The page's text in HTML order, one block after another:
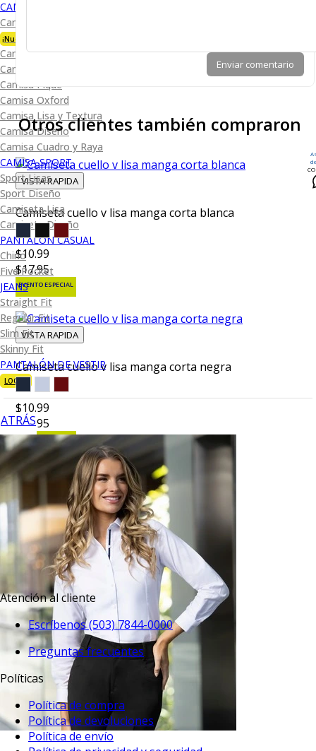
CAMISAS
Camisa Premium Bambú
¡Nueva Colección!
Camisa Blanca
Camisa Performance
Camisa Piqué
Camisa Oxford
Camisa Lisa y Textura
Camisa Diseño
Camisa Cuadro y Raya
CAMISA SPORT
Sport Lisas
Sport Diseño
Camiseta Lisa
Camiseta Diseño
PANTALÓN CASUAL
Chino
Five Pocket
JEANS
Straight Fit
Regular Fit
Slim Fit
Skinny Fit
PANTALÓN DE VESTIR
LOOKS
ATRÁS
Enviar comentario
Otros clientes también compraron
VISTA RAPIDA
Camiseta cuello v lisa manga corta blanca
$10.99
$17.95
EVENTO ESPECIAL
VISTA RAPIDA
Camiseta cuello v lisa manga corta negra
$10.99
$17.95
EVENTO ESPECIAL
VISTA RAPIDA
Jeans 731 straight fit negro
$51.95
TU TERCERA PRENDA GRATIS
Atención al cliente
Escríbenos (503) 7844-0000
Preguntas frecuentes
Políticas
Política de compra
Política de devoluciones
Política de envío
de